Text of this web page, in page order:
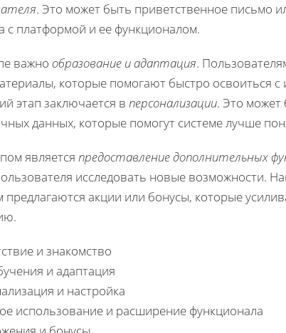
. Это может быть приветственное письмо
с платформой и ее функционалом.
важно образование и адаптация.
которые помогают быстро освоиться
этап заключается в персонализации. Это может
данных, которые помогут системе лучше
является предоставление дополнительных
исследовать новые возможности.
предлагаются акции или бонусы, которые
и знакомство
и адаптация
и настройка
использование и расширение функционала